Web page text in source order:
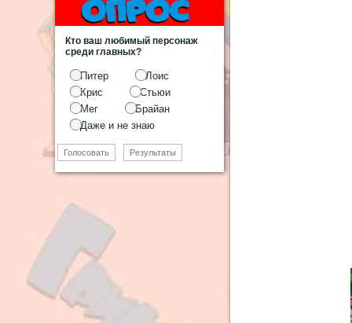
Кто ваш любимый персонаж
среди главных?
Питер
Лоис
Крис
Стьюи
Мег
Брайан
Даже и не знаю
Голосовать Результаты